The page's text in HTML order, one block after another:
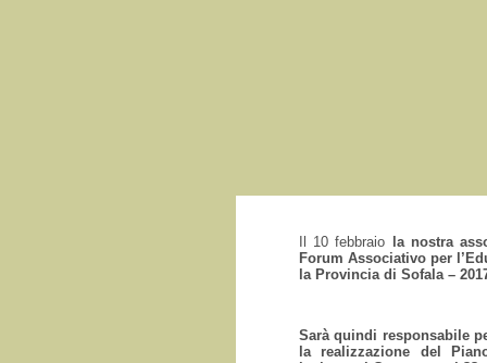
Il 10 febbraio
la nostra
Forum Associativo per
la Provincia di Sofala –
Sarà quindi responsabile
la realizzazione del